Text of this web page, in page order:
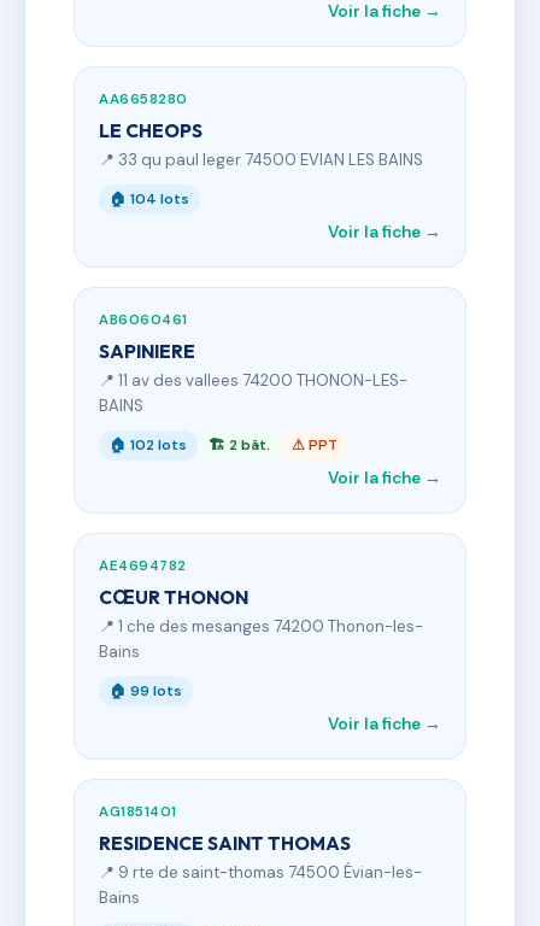
Voir la fiche →
AA6658280
LE CHEOPS
📍 33 qu paul leger 74500 EVIAN LES BAINS
🏠 104 lots
Voir la fiche →
AB6060461
SAPINIERE
📍 11 av des vallees 74200 THONON-LES-
BAINS
🏠 102 lots 🏗 2 bât. ⚠ PPT
Voir la fiche →
AE4694782
CŒUR THONON
📍 1 che des mesanges 74200 Thonon-les-
Bains
🏠 99 lots
Voir la fiche →
AG1851401
RESIDENCE SAINT THOMAS
📍 9 rte de saint-thomas 74500 Évian-les-
Bains